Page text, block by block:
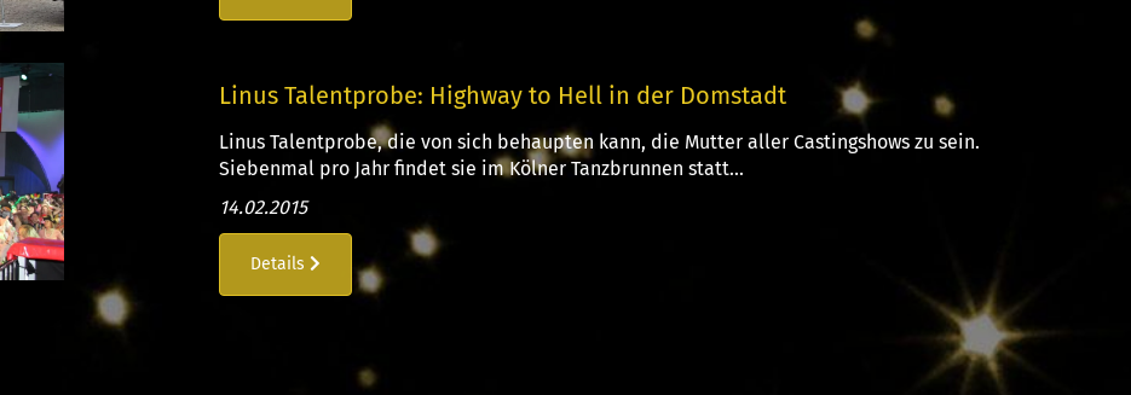
Linus Talentprobe: Highway to Hell in der Domstadt
Linus Talentprobe, die von sich behaupten kann, die Mutter aller Castingshows zu sein.
Siebenmal pro Jahr findet sie im Kölner Tanzbrunnen statt...
14.02.2015
Details